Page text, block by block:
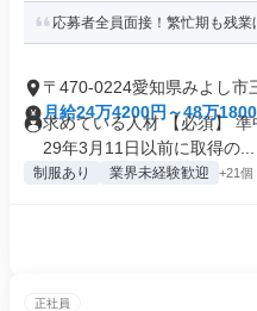
応募者全員面接！繁忙期も残
〒470-0224愛知県みよし市
月給24万4200円～48万
求めている人材 【必須】
29年3月11日以前に取得の...
制服あり 業界未経験歓迎 +21個
正社員